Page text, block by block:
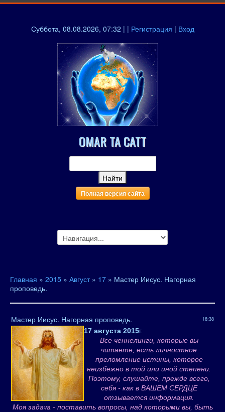
Суббота, 08.08.2026, 07:32 | | Регистрация | Вход
OMAR TA CATT
Полная версия сайта
Главная » 2015 » Август » 17 » Мастер Иисус. Нагорная
проповедь.
18:38
Мастер Иисус. Нагорная проповедь.
17 августа 2015г.
Все ченнелинги, которые вы
читаете, есть личностное
преломление истины, которое
неизбежно в той или иной степени.
Поэтому, слушайте, прежде всего,
себя - как в ВАШЕМ СЕРДЦЕ
отзывается информация.
Моя задача - поставить вопросы, над которыми вы, быть